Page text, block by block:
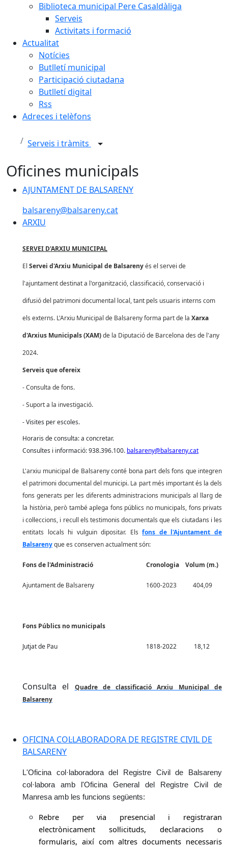
Biblioteca municipal Pere Casaldàliga
Serveis
Activitats i formació
Actualitat
Notícies
Butlletí municipal
Participació ciutadana
Butlletí digital
Rss
Adreces i telèfons
Serveis i tràmits
Oficines municipals
AJUNTAMENT DE BALSARENY
AJUNTAMENT DE BALSARENY
balsareny@balsareny.cat
ARXIU
SERVEI D'ARXIU MUNICIPAL
El Servei d'Arxiu Municipal de Balsarenyés el servei de
l'ajuntament destinat a l'organització, classificació, conservació i
difusió del patrimoni documental local, tant pels usuaris interns com
els externs. L'Arxiu Municipal de Balsareny forma part de la Xarxa
d'Arxius Municipals (XAM)de la Diputacióde Barcelona des de l'any
2024.
Serveis que ofereix
- Consulta de fons.
- Suport a la investigació.
- Visites per escoles.
Horaris de consulta: a concretar.
Consultes i informació: 938.396.100. balsareny@balsareny.cat
L'arxiu municipal de Balsareny conté bona part dels fons que integren
el patrimoni documental del municipi. La part més important és la dels
fons generats per les diferents administracions municipals al llarg de
la història, però també aplega fons públics no municipals, fons privats
i col·leccions, i recull els testimonis documentals que els ciutadans i les
entitats locals hi vulguin dipositar. Els fons de l'Ajuntament de
Balsarenyque es conserven actualment són:
Fons de l'Administració Cronologia Volum (m.)
Ajuntament de Balsareny 1600-2023 404,09
Fons Públics no municipals
Jutjat de Pau 1818-2022 18,12
Consulta el
Quadre de classificació Arxiu Municipal de
Balsareny
OFICINA COL·LABORADORA DE REGISTRE CIVIL DE
BALSARENY
L'Oficina col·laboradora del Registre Civil de Balsareny
col·labora amb l'Oficina General del Registre Civil de
Manresa amb les funcions següents:
Rebre per via presencial i registraran
electrònicament sol·licituds, declaracions o
formularis, així com altres documents necessaris